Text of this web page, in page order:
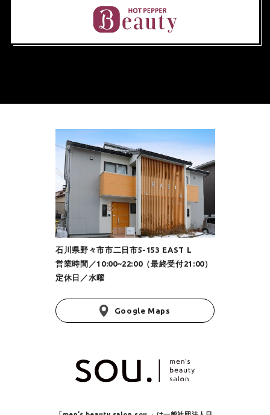
石川県野々市市二日市5-153 EAST L
営業時間／10:00~22:00（最終受付21:00）
定休日／水曜
Google Maps